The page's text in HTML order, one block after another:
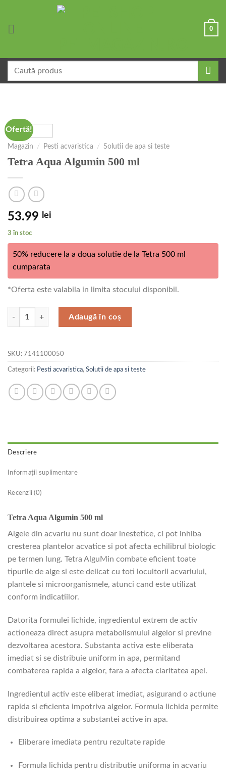
0
după:
Ofertă!
Magazin / Pesti acvaristica / Solutii de apa si teste
Tetra Aqua Algumin 500 ml
53.99 lei
3 în stoc
50% reducere la a doua solutie de la Tetra 500 ml
cumparata
*Oferta este valabila in limita stocului disponibil.
Cantitate Tetra Aqua Algumin 500 ml
Adaugă în coș
SKU: 7141100050
Categorii: Pesti acvaristica, Solutii de apa si teste
Descriere
Informații suplimentare
Recenzii (0)
Tetra Aqua Algumin 500 ml
Algele din acvariu nu sunt doar inestetice, ci pot inhiba
cresterea plantelor acvatice si pot afecta echilibrul biologic
pe termen lung. Tetra AlguMin combate eficient toate
tipurile de alge si este delicat cu toti locuitorii acvariului,
plantele si microorganismele, atunci cand este utilizat
conform indicatiilor.
Datorita formulei lichide, ingredientul extrem de activ
actioneaza direct asupra metabolismului algelor si previne
dezvoltarea acestora. Substanta activa este eliberata
imediat si se distribuie uniform in apa, permitand
combaterea rapida a algelor, fara a afecta claritatea apei.
Ingredientul activ este eliberat imediat, asigurand o actiune
rapida si eficienta impotriva algelor. Formula lichida permite
distribuirea optima a substantei active in apa.
Eliberare imediata pentru rezultate rapide
Formula lichida pentru distributie uniforma in acvariu